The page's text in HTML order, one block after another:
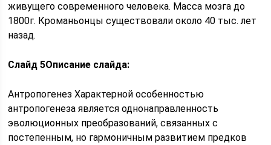
живущего современного человека. Масса мозга до
1800г. Кроманьонцы существовали около 40 тыс. лет
назад.
Слайд 5Описание слайда:
Антропогенез Характерной особенностью
антропогенеза является однонаправленность
эволюционных преобразований, связанных с
постепенным, но гармоничным развитием предков